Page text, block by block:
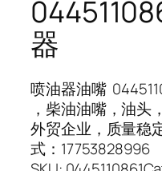
器
喷油器油嘴
，柴油油嘴，油头
外贸企业，质量稳
式：